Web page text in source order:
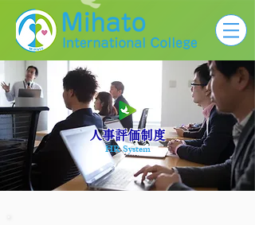
人事評価制度
HR System